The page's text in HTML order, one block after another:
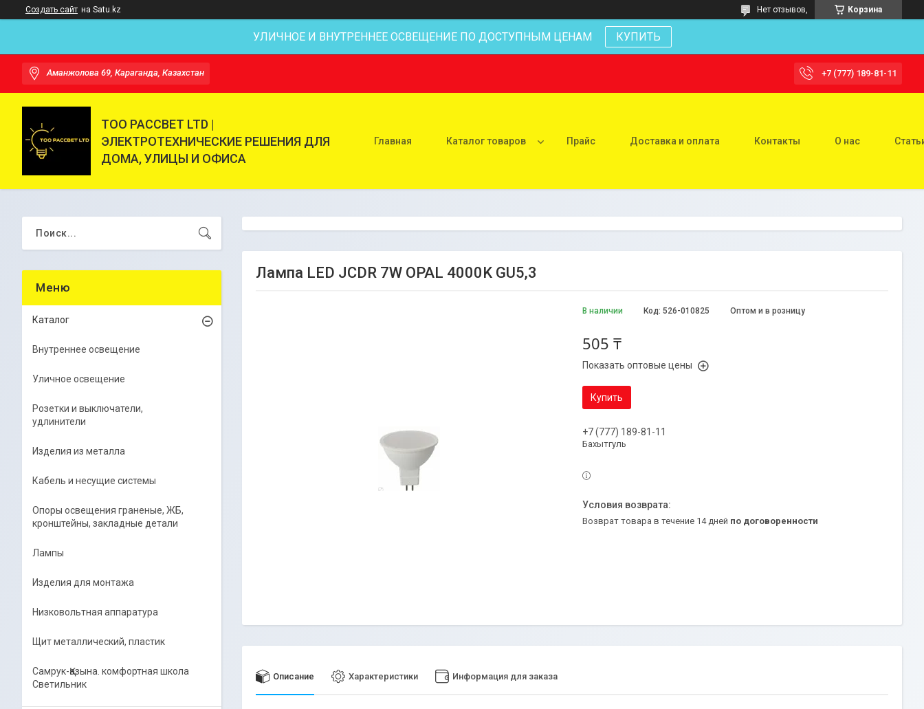
Создать сайт на Satu.kz Корзина
Нет отзывов,
УЛИЧНОЕ И ВНУТРЕННЕЕ ОСВЕЩЕНИЕ ПО ДОСТУПНЫМ ЦЕНАМ КУПИТЬ
Аманжолова 69, Караганда, Казахстан +7 (777) 189-81-11
ТОО РАССВЕТ LTD |
ЭЛЕКТРОТЕХНИЧЕСКИЕ РЕШЕНИЯ ДЛЯ
ДОМА, УЛИЦЫ И ОФИСА
Главная Каталог товаров Прайс Доставка и оплата Контакты О нас
Лампа LED JCDR 7W OPAL 4000K GU5,3
В наличии Оптом и в розницу
Код: 526-010825
505 ₸
Показать оптовые цены
Купить
+7 (777) 189-81-11
Бахытгуль
возврат товара в течение 14 дней по договоренности
Описание Характеристики Информация для заказа
Каталог
Внутреннее освещение
Уличное освещение
Розетки и выключатели,
удлинители
Изделия из металла
Кабель и несущие системы
Опоры освещения граненые, ЖБ,
кронштейны, закладные детали
Лампы
Изделия для монтажа
Низковольтная аппаратура
Щит металлический, пластик
Самрук-Қазына. комфортная школа
Светильник